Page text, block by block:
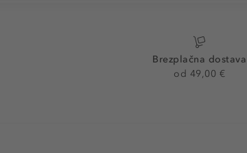
Brezplačna dostava
od 49,00 €